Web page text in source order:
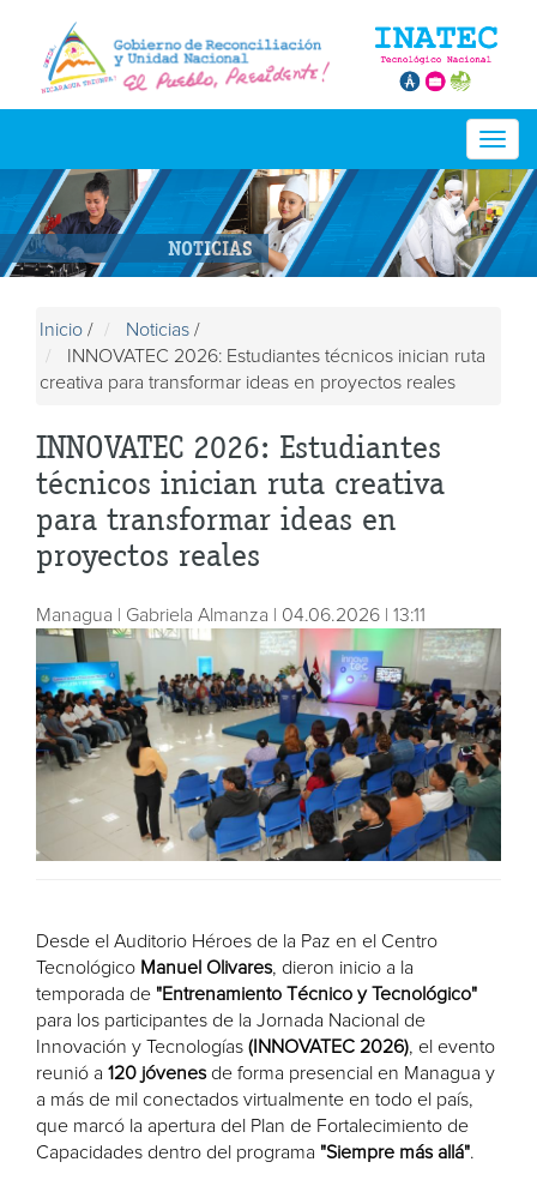
NOTICIAS
Inicio / Noticias /
INNOVATEC 2026: Estudiantes técnicos inician ruta
creativa para transformar ideas en proyectos reales
INNOVATEC 2026: Estudiantes
técnicos inician ruta creativa
para transformar ideas en
proyectos reales
Managua | Gabriela Almanza | 04.06.2026 | 13:11
Desde el Auditorio Héroes de la Paz en el Centro
Tecnológico Manuel Olivares, dieron inicio a la
temporada de "Entrenamiento Técnico y Tecnológico"
para los participantes de la Jornada Nacional de
Innovación y Tecnologías (INNOVATEC 2026), el evento
reunió a 120 jóvenes de forma presencial en Managua y
a más de mil conectados virtualmente en todo el país,
que marcó la apertura del Plan de Fortalecimiento de
Capacidades dentro del programa "Siempre más allá".